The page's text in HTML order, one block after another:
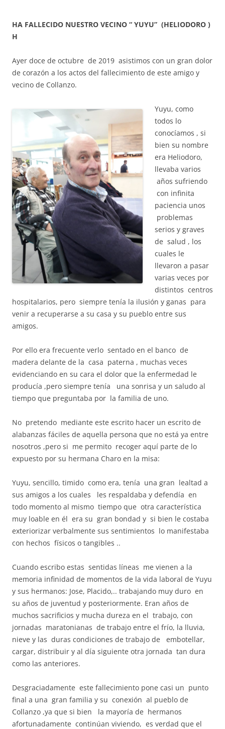
HA FALLECIDO NUESTRO VECINO “ YUYU” (HELIODORO )
H
Ayer doce de octubre de 2019 asistimos con un gran dolor
de corazón a los actos del fallecimiento de este amigo y
vecino de Collanzo.
Yuyu, como
todos lo
conocíamos , si
bien su nombre
era Heliodoro,
llevaba varios
años sufriendo
con infinita
paciencia unos
problemas
serios y graves
de salud , los
cuales le
llevaron a pasar
varias veces por
distintos centros
hospitalarios, pero siempre tenía la ilusión y ganas para
venir a recuperarse a su casa y su pueblo entre sus
amigos.
Por ello era frecuente verlo sentado en el banco de
madera delante de la casa paterna , muchas veces
evidenciando en su cara el dolor que la enfermedad le
producía ,pero siempre tenía una sonrisa y un saludo al
tiempo que preguntaba por la familia de uno.
No pretendo mediante este escrito hacer un escrito de
alabanzas fáciles de aquella persona que no está ya entre
nosotros ,pero si me permito recoger aquí parte de lo
expuesto por su hermana Charo en la misa:
Yuyu, sencillo, timido como era, tenía una gran lealtad a
sus amigos a los cuales les respaldaba y defendía en
todo momento al mismo tiempo que otra característica
muy loable en él era su gran bondad y si bien le costaba
exteriorizar verbalmente sus sentimientos lo manifestaba
con hechos físicos o tangibles ..
Cuando escribo estas sentidas líneas me vienen a la
memoria infinidad de momentos de la vida laboral de Yuyu
y sus hermanos: Jose, Placido,.. trabajando muy duro en
su años de juventud y posteriormente. Eran años de
muchos sacrificios y mucha dureza en el trabajo, con
jornadas maratonianas de trabajo entre el frío, la lluvia,
nieve y las duras condiciones de trabajo de embotellar,
cargar, distribuir y al día siguiente otra jornada tan dura
como las anteriores.
Desgraciadamente este fallecimiento pone casi un punto
final a una gran familia y su conexión al pueblo de
Collanzo ,ya que si bien la mayoría de hermanos
afortunadamente continúan viviendo, es verdad que el